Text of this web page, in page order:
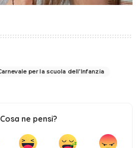
per la scuola dell’Infanzia
Cosa ne pensi?